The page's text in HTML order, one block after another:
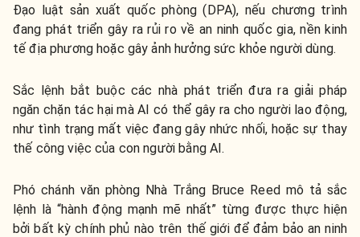
Đạo luật sản xuất quốc phòng (DPA), nếu chương trình
đang phát triển gây ra rủi ro về an ninh quốc gia, nền kinh
tế địa phương hoặc gây ảnh hưởng sức khỏe người dùng.
Sắc lệnh bắt buộc các nhà phát triển đưa ra giải pháp
ngăn chặn tác hại mà AI có thể gây ra cho người lao động,
như tình trạng mất việc đang gây nhức nhối, hoặc sự thay
thế công việc của con người bằng AI.
Phó chánh văn phòng Nhà Trắng Bruce Reed mô tả sắc
lệnh là “hành động mạnh mẽ nhất” từng được thực hiện
bởi bất kỳ chính phủ nào trên thế giới để đảm bảo an ninh